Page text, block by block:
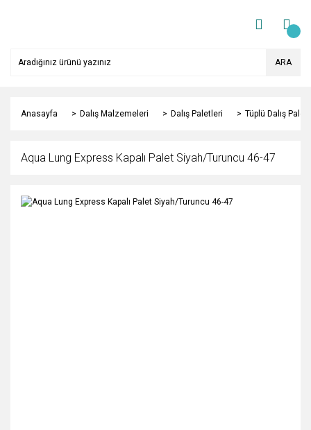
ARA
Anasayfa Dalış Malzemeleri Dalış Paletleri Tüplü Dalış
Aqua Lung Express Kapalı Palet Siyah/Turuncu 46-47